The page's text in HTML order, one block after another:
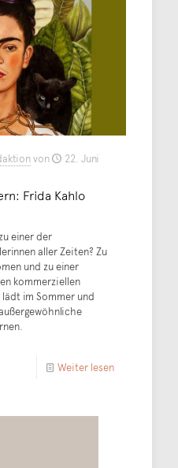
von
22. Juni
Frida Kahlo
einer der
aller Zeiten? Zu
und zu einer
kommerziellen
lädt im Sommer und
Weiter lesen